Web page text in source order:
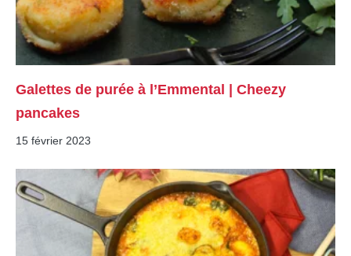
Galettes de purée à l’Emmental | Cheezy
pancakes
15 février 2023